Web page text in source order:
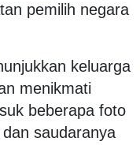
pemilih negara
keluarga
menikmati
beberapa foto
saudaranya